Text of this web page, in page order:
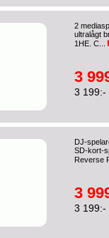
2
ultralågt
1HE. C...
3
3 199:-
DJ-
SD-kort-
Reverse
3
3 199:-